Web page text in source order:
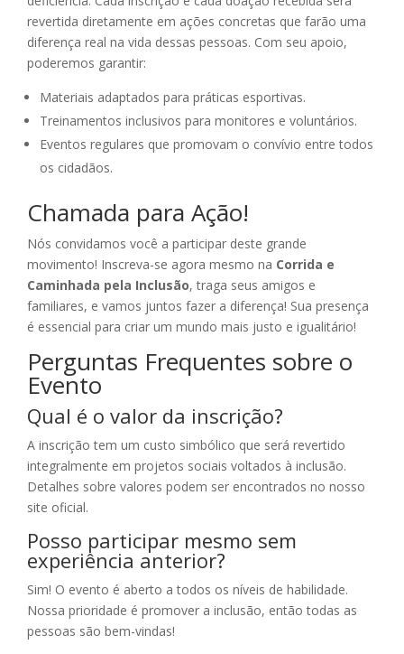
revertida diretamente em ações concretas que farão uma
diferença real na vida dessas pessoas. Com seu apoio,
poderemos garantir:
Materiais adaptados para práticas esportivas.
Treinamentos inclusivos para monitores e voluntários.
Eventos regulares que promovam o convívio entre todos
os cidadãos.
Chamada para Ação!
Nós convidamos você a participar deste grande
movimento! Inscreva-se agora mesmo na Corrida e
Caminhada pela Inclusão, traga seus amigos e
familiares, e vamos juntos fazer a diferença! Sua presença
é essencial para criar um mundo mais justo e igualitário!
Perguntas Frequentes sobre o
Evento
Qual é o valor da inscrição?
A inscrição tem um custo simbólico que será revertido
integralmente em projetos sociais voltados à inclusão.
Detalhes sobre valores podem ser encontrados no nosso
site oficial.
Posso participar mesmo sem
experiência anterior?
Sim! O evento é aberto a todos os níveis de habilidade.
Nossa prioridade é promover a inclusão, então todas as
pessoas são bem-vindas!